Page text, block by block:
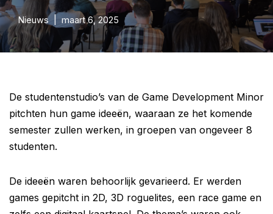
Nieuws maart 6, 2025
De studentenstudio’s van de Game Development Minor
pitchten hun game ideeën, waaraan ze het komende
semester zullen werken, in groepen van ongeveer 8
studenten.
De ideeën waren behoorlijk gevarieerd. Er werden
games gepitcht in 2D, 3D roguelites, een race game en